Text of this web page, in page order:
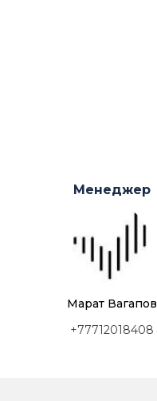
Менеджер
Марат Вагапов
+77712018408